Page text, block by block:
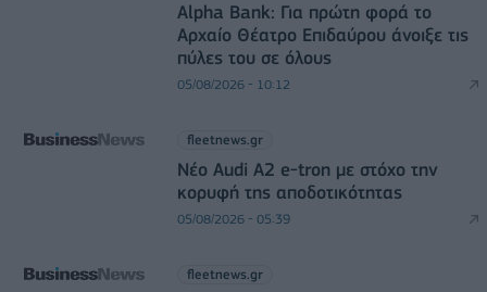
Alpha Bank: Για πρώτη φορά το
Αρχαίο Θέατρο Επιδαύρου άνοιξε τις
πύλες του σε όλους
05/08/2026 - 10:12
fleetnews.gr
Νέο Audi A2 e-tron με στόχο την
κορυφή της αποδοτικότητας
05/08/2026 - 05:39
fleetnews.gr